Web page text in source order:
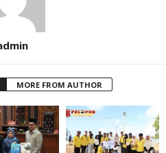
MORE FROM AUTHOR